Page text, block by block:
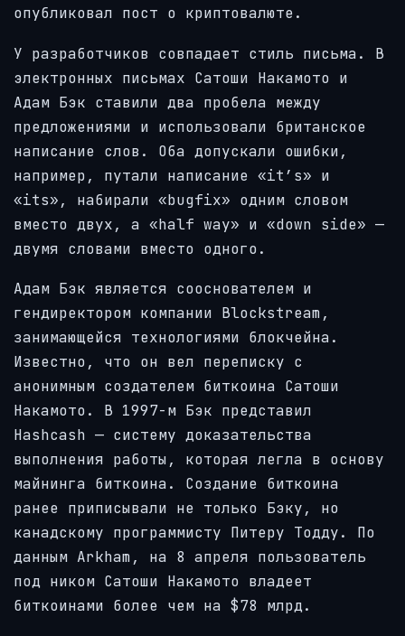
опубликовал пост о криптовалюте.
У разработчиков совпадает стиль письма. В
электронных письмах Сатоши Накамото и
Адам Бэк ставили два пробела между
предложениями и использовали британское
написание слов. Оба допускали ошибки,
например, путали написание «it’s» и
«its», набирали «bugfix» одним словом
вместо двух, а «half way» и «down side» —
двумя словами вместо одного.
Адам Бэк является сооснователем и
гендиректором компании Blockstream,
занимающейся технологиями блокчейна.
Известно, что он вел переписку с
анонимным создателем биткоина Сатоши
Накамото. В 1997-м Бэк представил
Hashcash — систему доказательства
выполнения работы, которая легла в основу
майнинга биткоина. Создание биткоина
ранее приписывали не только Бэку, но
канадскому программисту Питеру Тодду. По
данным Arkham, на 8 апреля пользователь
под ником Сатоши Накамото владеет
биткоинами более чем на $78 млрд.